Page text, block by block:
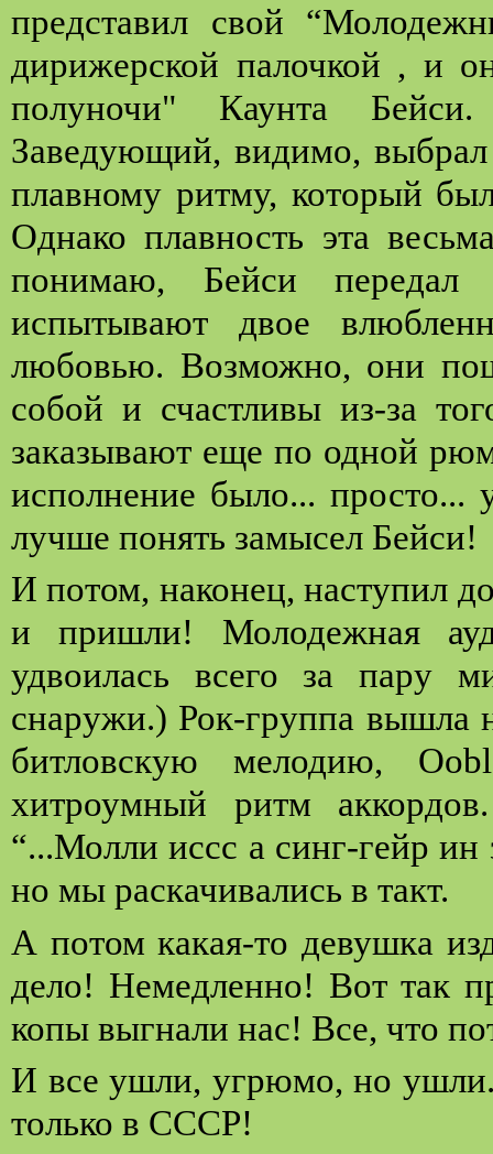
представил свой
дирижерской палочкой , и
полуночи" Каунта
Заведующий, видимо,
плавному ритму, который
Однако плавность эта
понимаю, Бейси передал
испытывают двое
любовью. Возможно, они
собой и счастливы из-за
заказывают еще по одной
исполнение было...
лучше понять замысел Бейси!
И потом, наконец, наступил
и пришли! Молодежная
удвоилась всего за пару
снаружи.) Рок-группа вышла
битловскую мелодию,
хитроумный ритм
“...Молли иссс а синг-гейр
но мы раскачивались в такт.
А потом какая-то девушка
дело! Немедленно! Вот так
копы выгнали нас! Все, что
И все ушли, угрюмо, но
только в СССР!